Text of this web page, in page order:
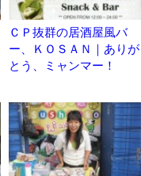
ＣＰ抜群の居酒屋風バ
ー、ＫＯＳＡＮ｜ありが
とう、ミャンマー！